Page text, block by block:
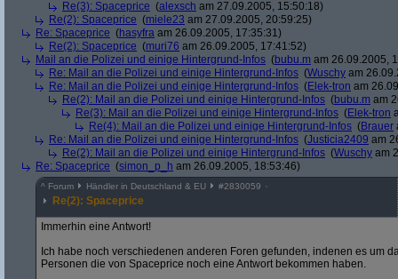
Re(3): Spaceprice (alexsch am 27.09.2005, 15:50:18)
Re(2): Spaceprice (miele23 am 27.09.2005, 20:59:25)
Re: Spaceprice (hasyfra am 26.09.2005, 17:35:31)
Re(2): Spaceprice (muri76 am 26.09.2005, 17:41:52)
Mail an die Polizei und einige Hintergrund-Infos (bubu.m am 26.09.2005,
Re: Mail an die Polizei und einige Hintergrund-Infos (Wuschy am
Re: Mail an die Polizei und einige Hintergrund-Infos (Elek-tron am
Re(2): Mail an die Polizei und einige Hintergrund-Infos (bubu.m am
Re(3): Mail an die Polizei und einige Hintergrund-Infos (Elek-tron
Re(4): Mail an die Polizei und einige Hintergrund-Infos (Brauer
Re: Mail an die Polizei und einige Hintergrund-Infos (Justicia2409 am
Re(2): Mail an die Polizei und einige Hintergrund-Infos (Wuschy am
Re: Spaceprice (simon_p_h am 26.09.2005, 18:53:46)
^ Forum Händler in Deutschland & EU #2830059
Re(2): Spaceprice
Immerhin eine Antwort!
Ich habe noch verschiedenen anderen Foren gefunden, indenen es um
Personen die von Spaceprice noch eine Antwort bekommen haben.